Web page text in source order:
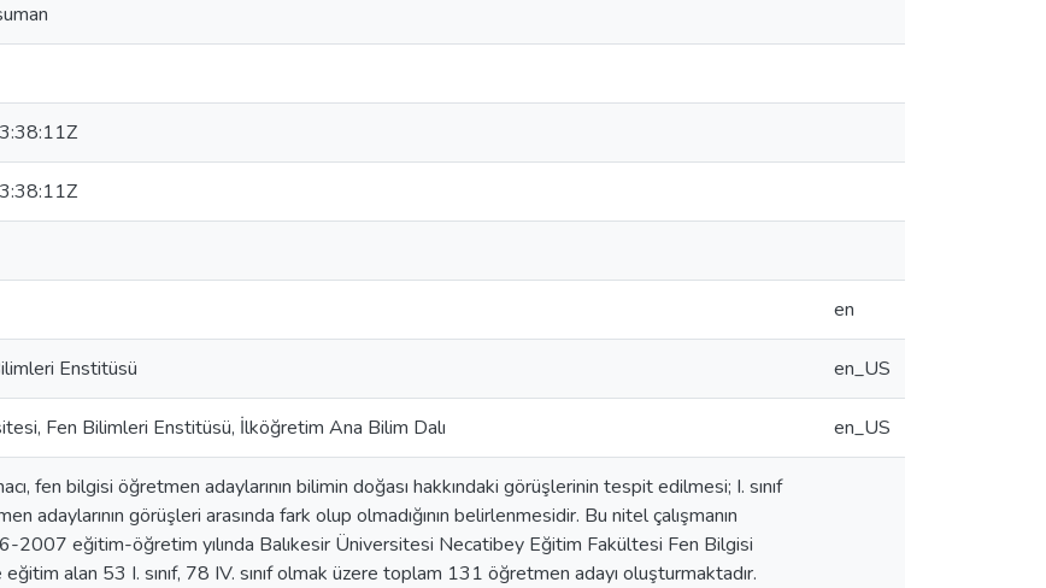
en
Enstitüsü en_US
Fen Bilimleri Enstitüsü, İlköğretim Ana Bilim Dalı en_US
fen bilgisi öğretmen adaylarının bilimin doğası hakkındaki görüşlerinin tespit edilmesi; I. sınıf
adaylarının görüşleri arasında fark olup olmadığının belirlenmesidir. Bu nitel çalışmanın
2007 eğitim-öğretim yılında Balıkesir Üniversitesi Necatibey Eğitim Fakültesi Fen Bilgisi
alan 53 I. sınıf, 78 IV. sınıf olmak üzere toplam 131 öğretmen adayı oluşturmaktadır.